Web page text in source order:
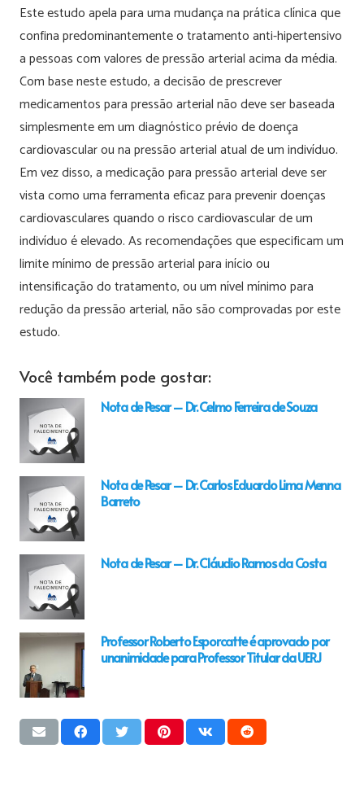
Este estudo apela para uma mudança na prática clínica que
confina predominantemente o tratamento anti-hipertensivo
a pessoas com valores de pressão arterial acima da média.
Com base neste estudo, a decisão de prescrever
medicamentos para pressão arterial não deve ser baseada
simplesmente em um diagnóstico prévio de doença
cardiovascular ou na pressão arterial atual de um indivíduo.
Em vez disso, a medicação para pressão arterial deve ser
vista como uma ferramenta eficaz para prevenir doenças
cardiovasculares quando o risco cardiovascular de um
indivíduo é elevado. As recomendações que especificam um
limite mínimo de pressão arterial para início ou
intensificação do tratamento, ou um nível mínimo para
redução da pressão arterial, não são comprovadas por este
estudo.
Você também pode gostar:
Nota de Pesar – Dr. Celmo Ferreira de Souza
Nota de Pesar – Dr. Carlos Eduardo Lima Menna
Barreto
Nota de Pesar – Dr. Cláudio Ramos da Costa
Professor Roberto Esporcatte é aprovado por
unanimidade para Professor Titular da UERJ